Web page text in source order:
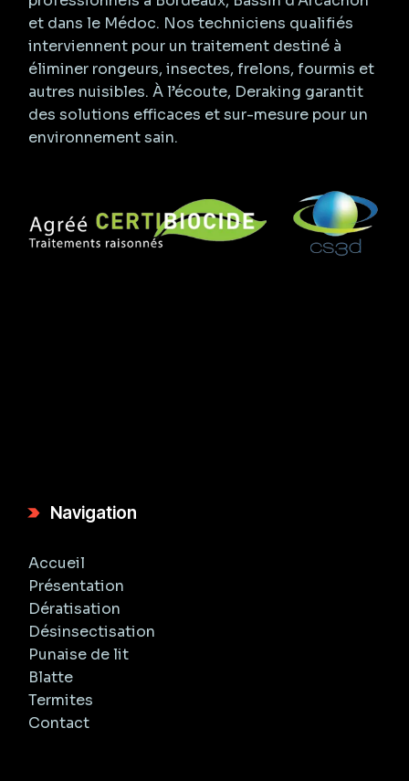
et dans le Médoc. Nos techniciens qualifiés
interviennent pour un traitement destiné à
éliminer rongeurs, insectes, frelons, fourmis et
autres nuisibles. À l’écoute, Deraking garantit
des solutions efficaces et sur-mesure pour un
environnement sain.
Navigation
Accueil
Présentation
Dératisation
Désinsectisation
Punaise de lit
Blatte
Termites
Contact